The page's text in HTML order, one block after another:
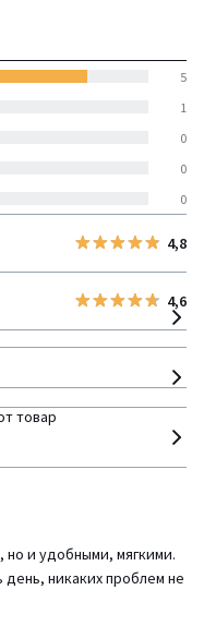
(6 отзывов)
0
0
0
1
5
4,8
4,6
товар
но и удобными, мягкими.
день, никаких проблем не